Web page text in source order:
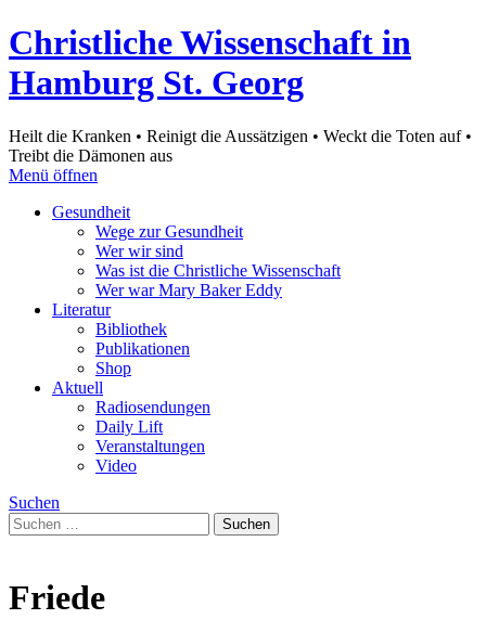
Christliche Wissenschaft in
Hamburg St. Georg
Heilt die Kranken • Reinigt die Aussätzigen • Weckt die Toten auf •
Treibt die Dämonen aus
Menü öffnen
Gesundheit
Wege zur Gesundheit
Wer wir sind
Was ist die Christliche Wissenschaft
Wer war Mary Baker Eddy
Literatur
Bibliothek
Publikationen
Shop
Aktuell
Radiosendungen
Daily Lift
Veranstaltungen
Video
Suchen
Suchen
nach:
Friede